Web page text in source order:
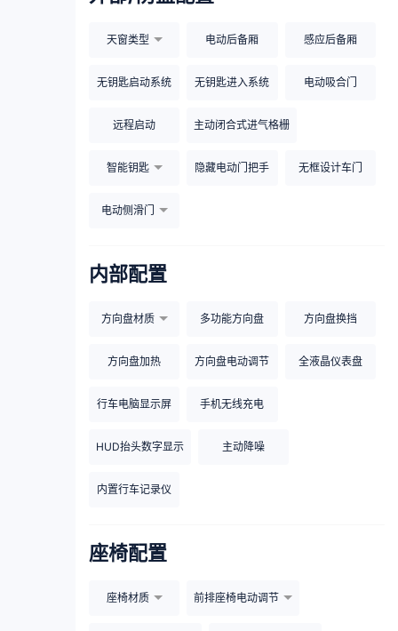
天窗类型 电动后备厢 感应后备厢
无钥匙启动系统 无钥匙进入系统 电动吸合门
远程启动 主动闭合式进气格栅
智能钥匙 隐藏电动门把手 无框设计车门
电动侧滑门
内部配置
方向盘材质 多功能方向盘 方向盘换挡
方向盘加热 方向盘电动调节 全液晶仪表盘
行车电脑显示屏 手机无线充电
HUD抬头数字显示 主动降噪
内置行车记录仪
座椅配置
座椅材质 前排座椅电动调节